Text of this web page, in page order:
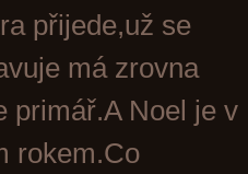
přijede,už se
má zrovna
primář.A Noel je v
rokem.Co